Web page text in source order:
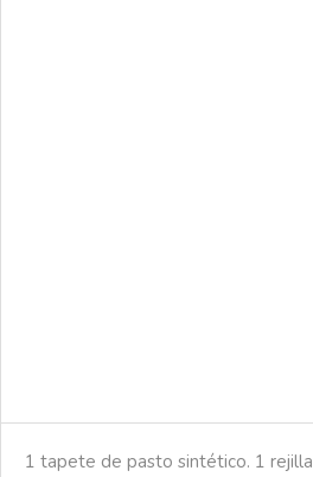
1 tapete de pasto sintético. 1 rejilla